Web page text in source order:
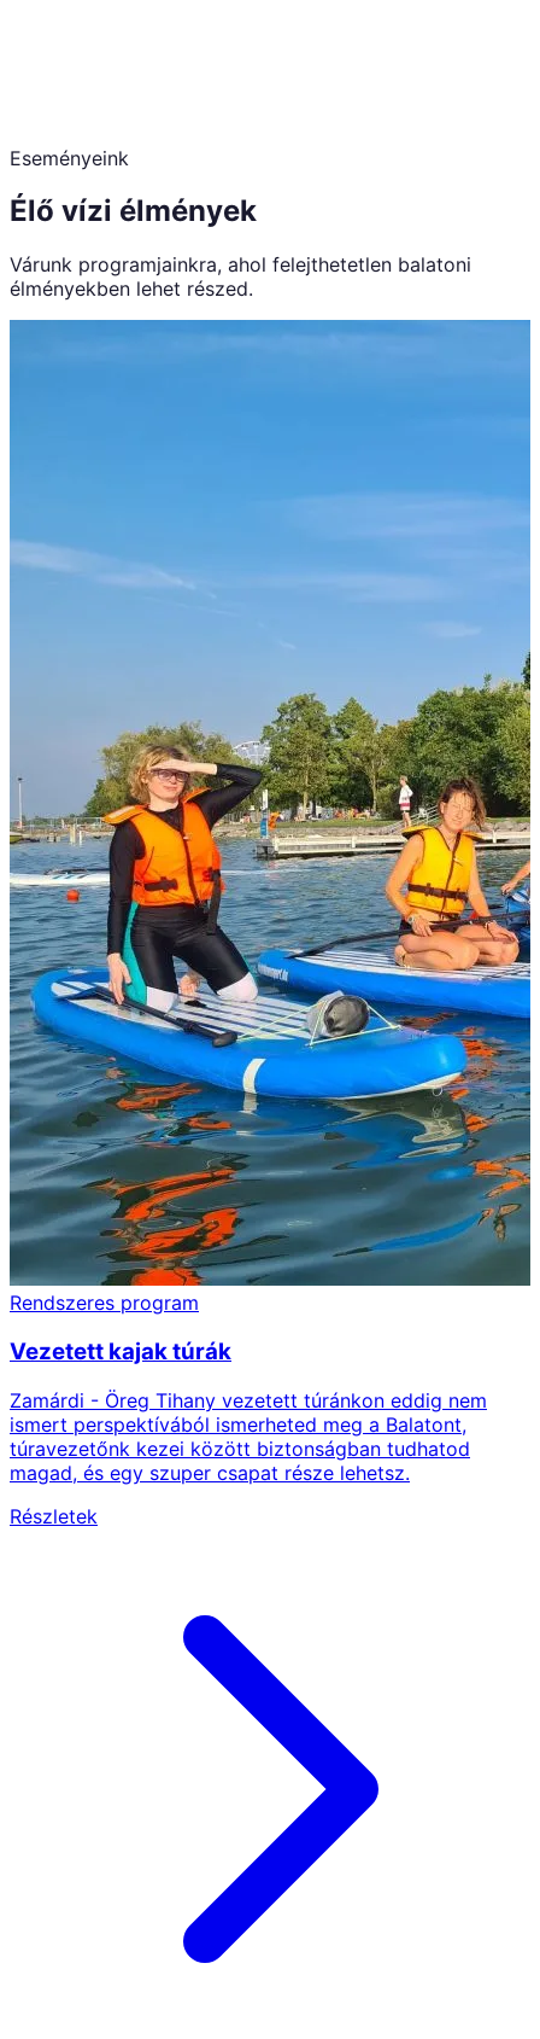
Eseményeink
Élő vízi élmények
Várunk programjainkra, ahol felejthetetlen balatoni
élményekben lehet részed.
Rendszeres program
Vezetett kajak túrák
Zamárdi - Öreg Tihany vezetett túránkon eddig nem
ismert perspektívából ismerheted meg a Balatont,
túravezetőnk kezei között biztonságban tudhatod
magad, és egy szuper csapat része lehetsz.
Részletek